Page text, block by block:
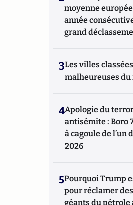
moyenne
année
grand
3Les villes
malheureuses du
4Apologie du
antisémite : Boro
à cagoule de l’un
2026
5Pourquoi Trump
pour réclamer
géants du